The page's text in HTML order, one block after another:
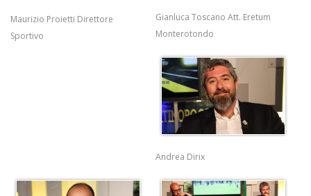
Maurizio Proietti Direttore
Sportivo
Gianluca Toscano Att. Eretum
Monterotondo
Andrea Dirix